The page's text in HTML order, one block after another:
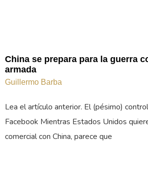
China se prepara para la guerra
armada
Guillermo Barba
Lea el artículo anterior. El (pésimo)
Facebook Mientras Estados Unidos
comercial con China, parece que